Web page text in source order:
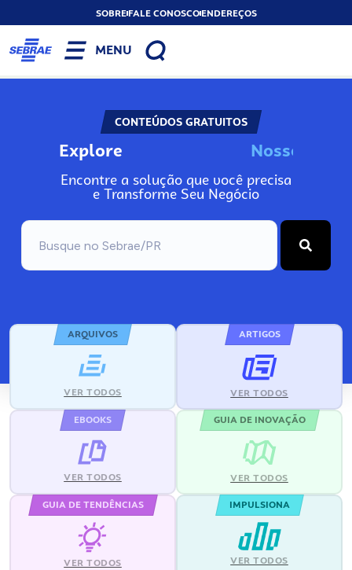
SOBREFALE CONOSCOENDEREÇOS
MENU
CONTEÚDOS GRATUITOS
Explore Noss
Encontre a solução que você precisa
e Transforme Seu Negócio
ARQUIVOS
VER TODOS
ARTIGOS
VER TODOS
EBOOKS
VER TODOS
GUIA DE INOVAÇÃO
VER TODOS
GUIA DE TENDÊNCIAS
VER TODOS
IMPULSIONA
VER TODOS